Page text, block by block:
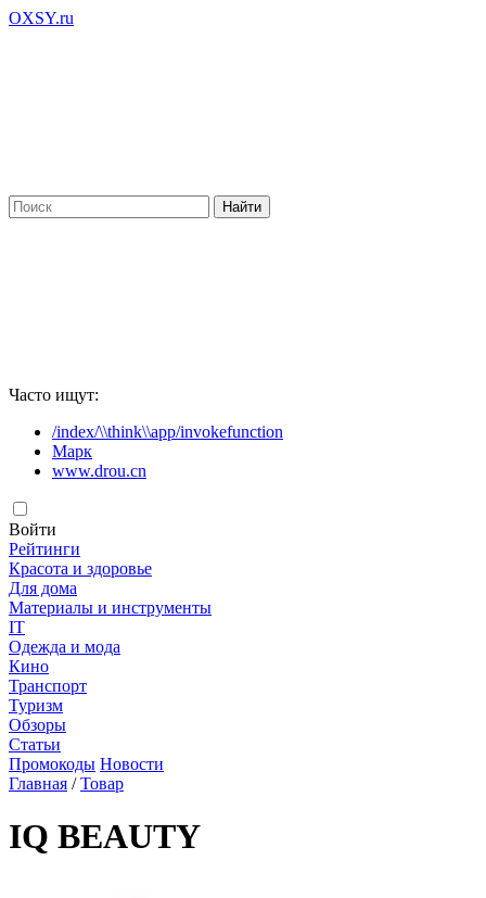
OXSY.ru
Часто ищут:
/index/\\think\\app/invokefunction
Марк
www.drou.cn
Войти
Рейтинги
Красота и здоровье
Для дома
Материалы и инструменты
IT
Одежда и мода
Кино
Транспорт
Туризм
Обзоры
Статьи
Промокоды Новости
Главная /Товар
IQ BEAUTY